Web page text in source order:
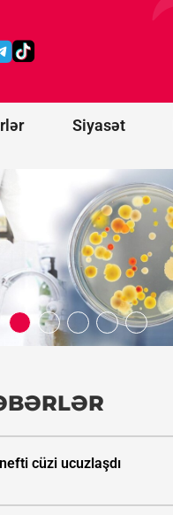
Siyasət
cüzi ucuzlaşdı